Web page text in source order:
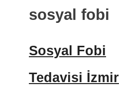
sosyal fobi
Sosyal Fobi
Tedavisi İzmir